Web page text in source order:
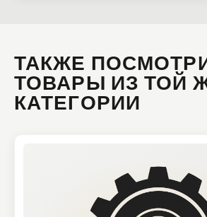
ТАКЖЕ
ТОВАРЫ ИЗ ТОЙ
КАТЕГОРИИ